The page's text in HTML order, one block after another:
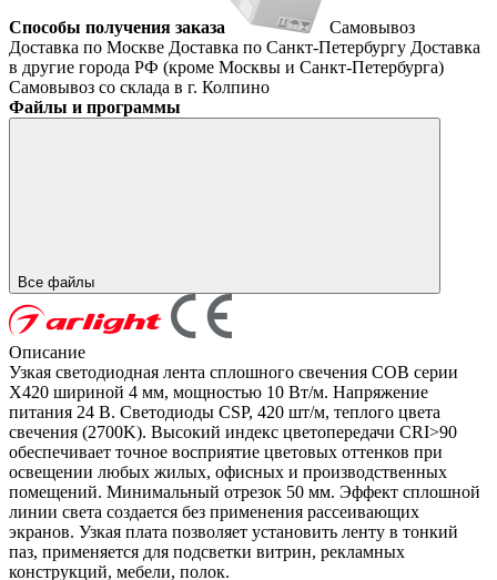
Способы получения заказа
Самовывоз
Доставка по Москве Доставка по Санкт-Петербургу Доставка
в другие города РФ (кроме Москвы и Санкт-Петербурга)
Самовывоз со склада в г. Колпино
Файлы и программы
Все файлы
Описание
Узкая светодиодная лента сплошного свечения COB серии
X420 шириной 4 мм, мощностью 10 Вт/м. Напряжение
питания 24 В. Светодиоды CSP, 420 шт/м, теплого цвета
свечения (2700K). Высокий индекс цветопередачи CRI>90
обеспечивает точное восприятие цветовых оттенков при
освещении любых жилых, офисных и производственных
помещений. Минимальный отрезок 50 мм. Эффект сплошной
линии света создается без применения рассеивающих
экранов. Узкая плата позволяет установить ленту в тонкий
паз, применяется для подсветки витрин, рекламных
конструкций, мебели, полок.